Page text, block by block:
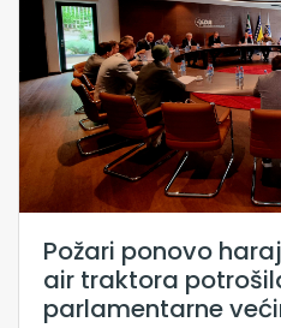
Požari ponovo
air traktora
parlamentarne